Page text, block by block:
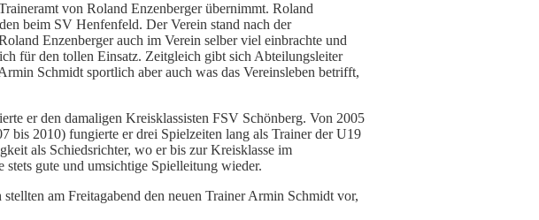
von Roland Enzenberger übernimmt. Roland
beim SV Henfenfeld. Der Verein stand nach der
Enzenberger auch im Verein selber viel einbrachte und
für den tollen Einsatz. Zeitgleich gibt sich Abteilungsleiter
Schmidt sportlich aber auch was das Vereinsleben betrifft,
er den damaligen Kreisklassisten FSV Schönberg. Von 2005
2010) fungierte er drei Spielzeiten lang als Trainer der U19
als Schiedsrichter, wo er bis zur Kreisklasse im
stets gute und umsichtige Spielleitung wieder.
am Freitagabend den neuen Trainer Armin Schmidt vor,